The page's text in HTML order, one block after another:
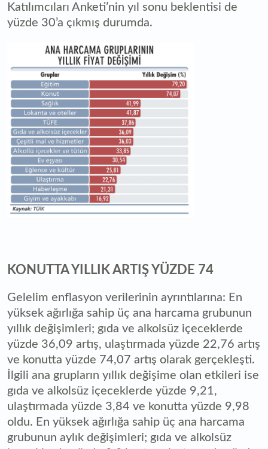
Katılımcıları Anketi’nin yıl sonu beklentisi de
yüzde 30’a çıkmış durumda.
KONUTTA YILLIK ARTIŞ YÜZDE 74
Gelelim enflasyon verilerinin ayrıntılarına: En
yüksek ağırlığa sahip üç ana harcama grubunun
yıllık değişimleri; gıda ve alkolsüz içeceklerde
yüzde 36,09 artış, ulaştırmada yüzde 22,76 artış
ve konutta yüzde 74,07 artış olarak gerçekleşti.
İlgili ana grupların yıllık değişime olan etkileri ise
gıda ve alkolsüz içeceklerde yüzde 9,21,
ulaştırmada yüzde 3,84 ve konutta yüzde 9,98
oldu. En yüksek ağırlığa sahip üç ana harcama
grubunun aylık değişimleri; gıda ve alkolsüz